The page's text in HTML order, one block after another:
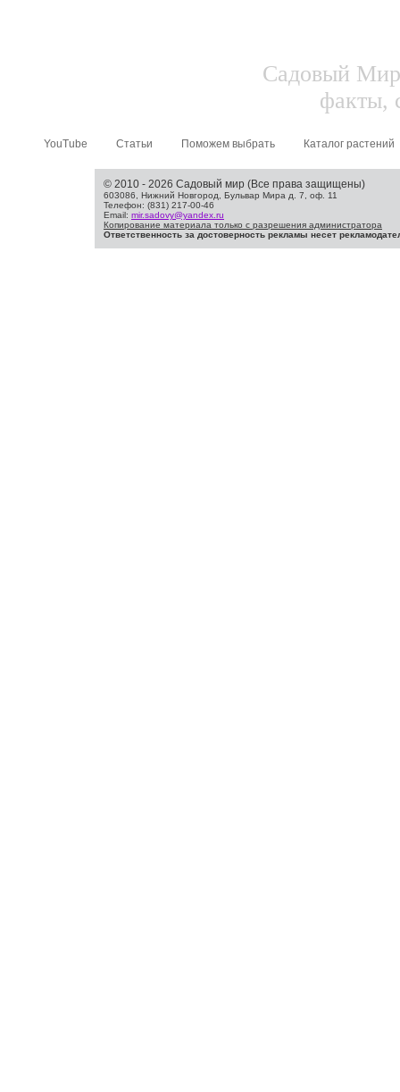
Садовый
факты,
YouTube Статьи Поможем выбрать Каталог растений
© 2010 - 2026 Садовый мир (Все права защищены)
603086, Нижний Новгород, Бульвар Мира д. 7, оф. 11
Телефон: (831) 217-00-46
Email: mir.sadovy@yandex.ru
Копирование материала только с разрешения администратора
Ответственность за достоверность рекламы несет